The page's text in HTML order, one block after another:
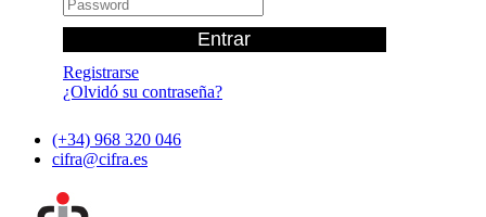
Registrarse
¿Olvidó su contraseña?
(+34) 968 320 046
cifra@cifra.es